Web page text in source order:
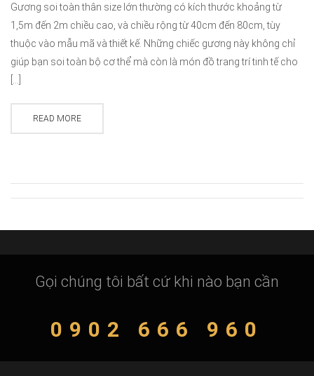
Gương soi toàn thân size lớn thường có kích thước khoảng từ
1,5m đến 2m chiều cao, và chiều rộng từ 40cm đến 80cm, tùy
thuộc vào mẫu mã và thiết kế. Những chiếc gương này không chỉ
giúp bạn soi toàn bộ cơ thể mà còn là món đồ trang trí tinh tế cho
READ MORE
Gọi chúng tôi bất cứ khi nào bạn cần
0902 666 960